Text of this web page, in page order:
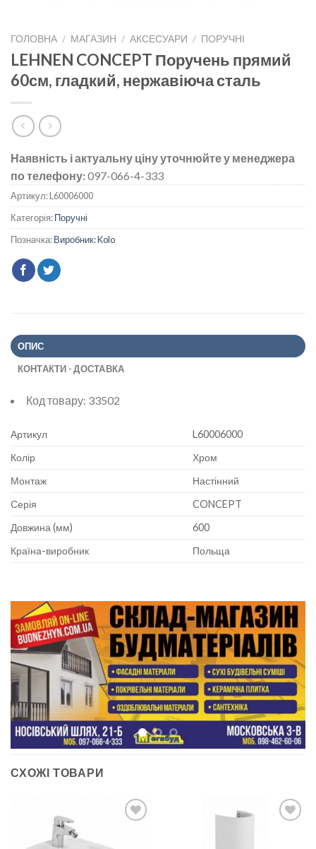
ГОЛОВНА / МАГАЗИН / АКСЕСУАРИ / ПОРУЧНІ
LEHNEN CONCEPT Поручень прямий
60см, гладкий, нержавіюча сталь
Наявність і актуальну ціну уточнюйте у менеджера
по телефону:097-066-4-333
Артикул:L60006000
Категорія:Поручні
Позначка:Виробник: Kolo
ОПИС
КОНТАКТИ - ДОСТАВКА
Код товару: 33502
Артикул
L60006000
Колір
Хром
Монтаж
Настінний
Серія
CONCEPT
Довжина (мм)
600
Країна-виробник
Польща
СХОЖІ ТОВАРИ